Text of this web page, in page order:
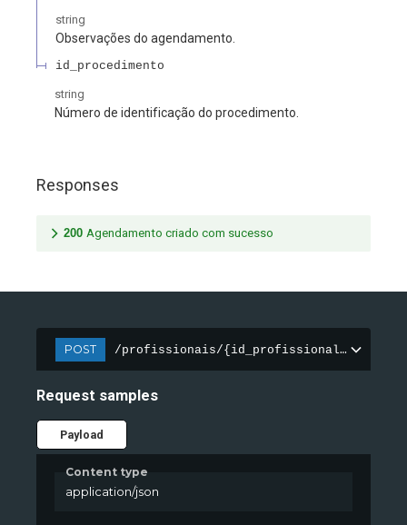
string
Observações do agendamento.
id_procedimento
string
Número de identificação do procedimento.
Responses
200 Agendamento criado com sucesso
POST /profissionais/{id_profissional}/agendas
Request samples
Payload
Content type
application/json